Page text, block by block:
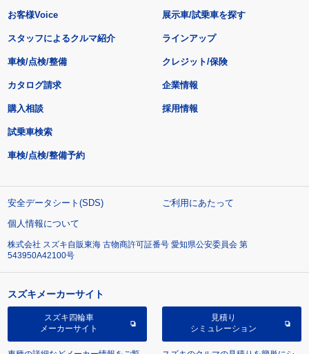
お客様Voice
スタッフによるクルマ紹介
展示車/試乗車を探す
ラインアップ
車検/点検/整備 クレジット/保険
カタログ請求
購入相談
試乗車検索
車検/点検/整備予約
企業情報
採用情報
安全データシート(SDS)
ご利用にあたって
個人情報について
株式会社 スズキ自販東海 古物商許可証番号 愛知県公安委員会 第
543950A42100号
スズキメーカーサイト
スズキ四輪車
メーカーサイト
見積り
シミュレーション